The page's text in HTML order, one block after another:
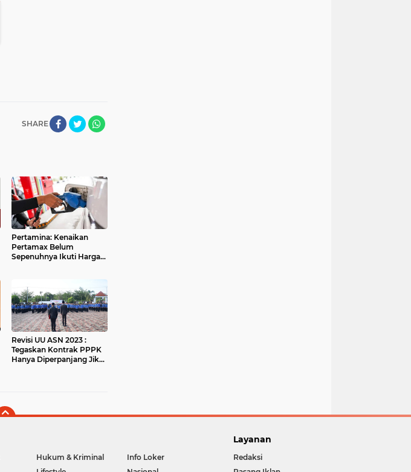
SHARE
Pertamina: Kenaikan
Pertamax Belum
Sepenuhnya Ikuti Harga
Revisi UU ASN 2023 :
Tegaskan Kontrak PPPK
Hanya Diperpanjang Jika
Hukum & Kriminal
Info Loker
Layanan
Redaksi